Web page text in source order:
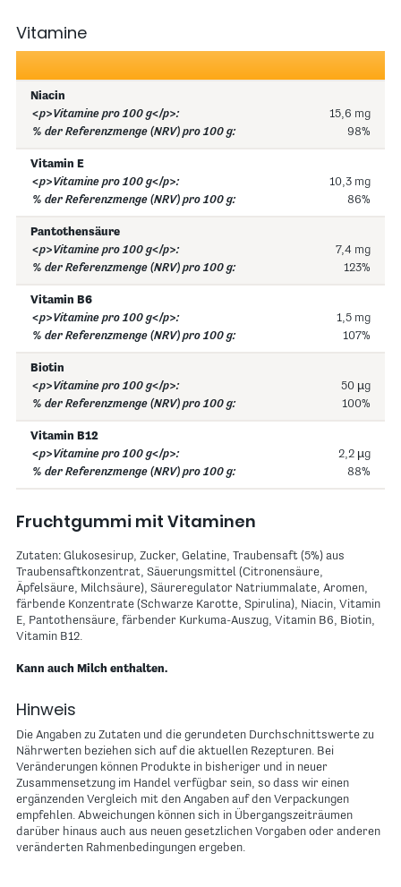
Vitamine
Niacin
15,6 mg
98%
Vitamin E
10,3 mg
86%
Pantothensäure
7,4 mg
123%
Vitamin B6
1,5 mg
107%
Biotin
50 µg
100%
Vitamin B12
2,2 µg
88%
Fruchtgummi mit Vitaminen
Zutaten: Glukosesirup, Zucker, Gelatine, Traubensaft (5%) aus
Traubensaftkonzentrat, Säuerungsmittel (Citronensäure,
Äpfelsäure, Milchsäure), Säureregulator Natriummalate, Aromen,
färbende Konzentrate (Schwarze Karotte, Spirulina), Niacin, Vitamin
E, Pantothensäure, färbender Kurkuma-Auszug, Vitamin B6, Biotin,
Vitamin B12.
Kann auch Milch enthalten.
Hinweis
Die Angaben zu Zutaten und die gerundeten Durchschnittswerte zu
Nährwerten beziehen sich auf die aktuellen Rezepturen. Bei
Veränderungen können Produkte in bisheriger und in neuer
Zusammensetzung im Handel verfügbar sein, so dass wir einen
ergänzenden Vergleich mit den Angaben auf den Verpackungen
empfehlen. Abweichungen können sich in Übergangszeiträumen
darüber hinaus auch aus neuen gesetzlichen Vorgaben oder anderen
veränderten Rahmenbedingungen ergeben.